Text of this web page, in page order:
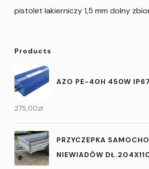
pistolet lakierniczy 1,5 mm dolny
Products
AZO PE-40H 450W IP67
275,00zł
PRZYCZEPKA
NIEWIADÓW